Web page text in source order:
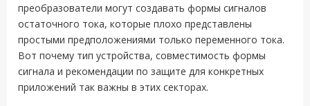
преобразователи могут создавать формы сигналов
остаточного тока, которые плохо представлены
простыми предположениями только переменного тока.
Вот почему тип устройства, совместимость формы
сигнала и рекомендации по защите для конкретных
приложений так важны в этих секторах.